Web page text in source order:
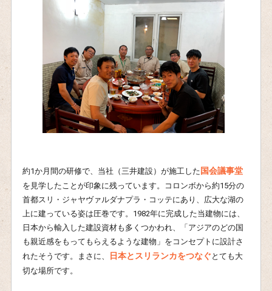
約1か月間の研修で、当社（三井建設）が施工した 国会議事堂
を見学したことが印象に残っています。コロンボから約15分の
首都スリ・ジャヤヴァルダナプラ・コッテにあり、広大な湖の
上に建っている姿は圧巻です。1982年に完成した当建物には、
日本から輸入した建設資材も多くつかわれ、「アジアのどの国
も親近感をもってもらえるような建物」をコンセプトに設計さ
れたそうです。まさに、
日本とスリランカをつなぐ とても大
切な場所です。